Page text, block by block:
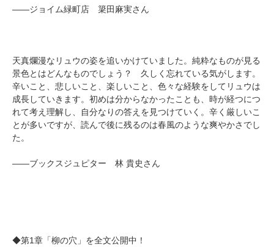
――ジョイム緑町店 簗田麻実さん
天真爛漫なリュウの姿を追いかけていました。純粋なものが見る
景色とはどんなものでしょう？ 久しく忘れている気がします。
辛いこと、悲しいこと、楽しいこと、色々な経験をしてリュウは
成長していきます。初めは分からなかったことも、時が経つにつ
れて考え理解し、自分なりの答えを見つけていく。辛く厳しいこ
とが多いですが、読んで後に残るのは春風のような爽やかさでし
た。
――ブックスジュピター 林 貴史さん
◆第1章「柳の穴」を全文公開中！